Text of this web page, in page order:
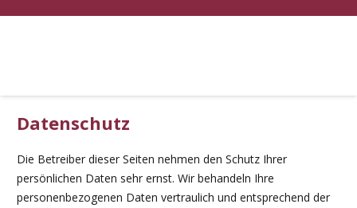
Datenschutz
Die Betreiber dieser Seiten nehmen den Schutz Ihrer
persönlichen Daten sehr ernst. Wir behandeln Ihre
personenbezogenen Daten vertraulich und entsprechend der